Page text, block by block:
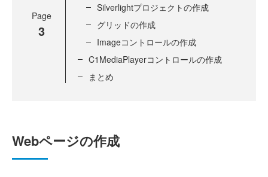
Page
3
Silverlightプロジェクトの作成
グリッドの作成
Imageコントロールの作成
C1MediaPlayerコントロールの作成
まとめ
Webページの作成